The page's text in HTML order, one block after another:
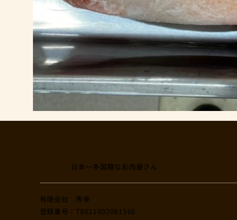
日本一多国籍なお肉屋さん
​有限会社 秀幸
登録番号：T8021002061566